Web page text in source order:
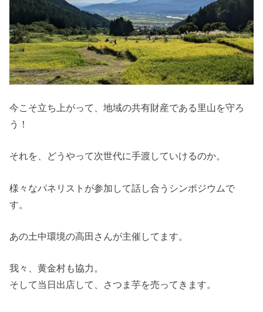
今こそ立ち上がって、地域の共有財産である里山を守ろ
う！
それを、どうやって次世代に手渡していけるのか。
様々なパネリストが参加して話し合うシンポジウムで
す。
あの土中環境の高田さんが主催してます。
我々、黄金村も協力。
そして当日出店して、さつま芋を売ってきます。